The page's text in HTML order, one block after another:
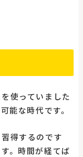
使っていました
能な時代です。
得するのです
。時間が経てば